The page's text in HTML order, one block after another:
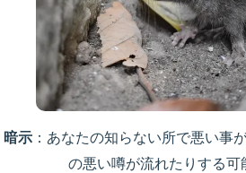
暗示 ：あなたの知らない所で悪い事
の悪い噂が流れたりする可